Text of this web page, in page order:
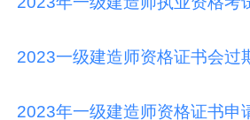
2023一级建造师资格证书会过